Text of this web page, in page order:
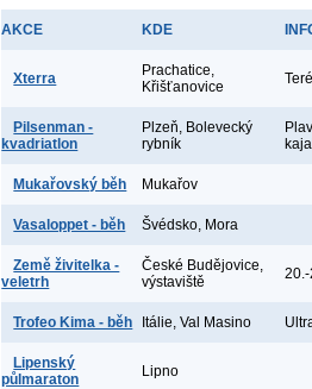
AKCE KDE
Xterra
Prachatice,
Křišťanovice
Pilsenman -
kvadriatlon
Plzeň, Bolevecký
rybník
Mukařovský běh Mukařov
Vasaloppet - běh Švédsko, Mora
Země živitelka -
veletrh
České Budějovice,
výstaviště
Trofeo Kima - běh Itálie, Val Masino
Lipenský
půlmaraton
Lipno